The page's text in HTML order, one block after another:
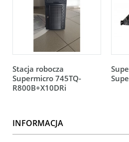
Stacja robocza
Supermicro 745TQ-
R800B+X10DRi
INFORMACJA